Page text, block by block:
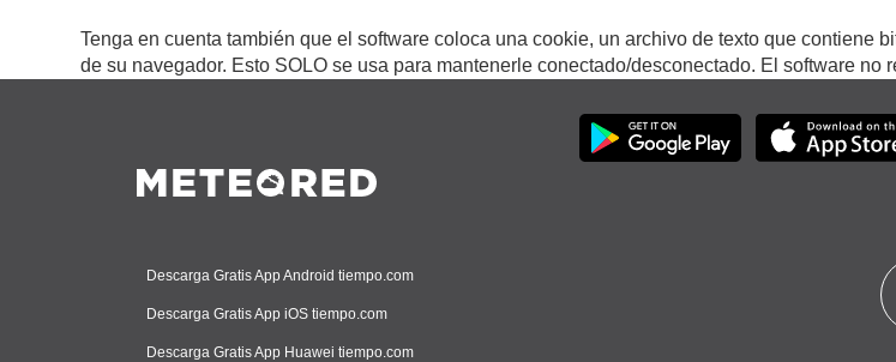
Tenga en cuenta también que el software coloca una cookie, un archivo de texto que contiene
de su navegador. Esto SOLO se usa para mantenerle conectado/desconectado. El software
Descarga Gratis App Android tiempo.com
Descarga Gratis App iOS tiempo.com
Descarga Gratis App Huawei tiempo.com